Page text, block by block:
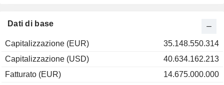
Dati di base
Capitalizzazione (EUR)
35.148.550.314
Capitalizzazione (USD)
40.634.162.213
Fatturato (EUR)
14.675.000.000
2000
1998
+69,61%
1997
+52,60%